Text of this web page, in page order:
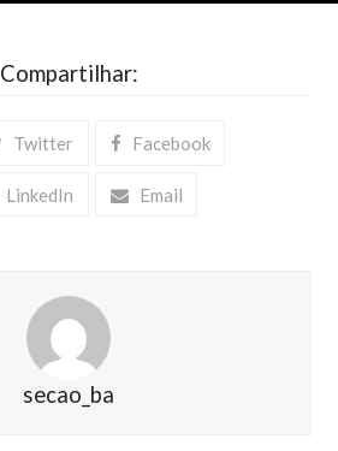
Compartilhar:
Twitter Facebook
LinkedIn Email
secao_ba